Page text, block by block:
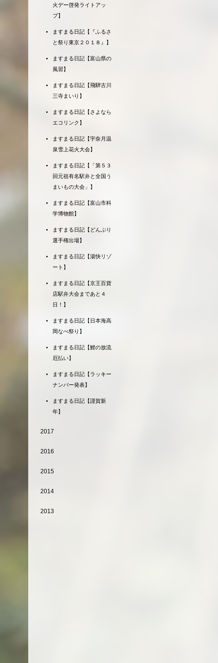
火デー啓発ライトアッ
プ】
ますまる日記【『ふるさ
と祭り東京２０１８』】
ますまる日記【富山県の
風習】
ますまる日記【飛騨古川
三寺まいり】
ますまる日記【さよなら
エコリンク】
ますまる日記【宇奈月温
泉雪上花火大会】
ますまる日記【「第５３
回元祖有名駅弁と全国う
まいもの大会」】
ますまる日記【富山市科
学博物館】
ますまる日記【どんぶり
選手権出場】
ますまる日記【湯快リゾ
ート】
ますまる日記【京王百貨
店駅弁大会まであと４
日！】
ますまる日記【日本海高
岡なべ祭り】
ますまる日記【鯉の放流
厄払い】
ますまる日記【ラッキー
ナンバー発表】
ますまる日記【謹賀新
年】
2017
2016
2015
2014
2013